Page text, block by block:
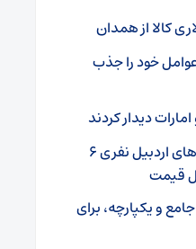
خود را جذب
دیدار کردند
دو شب اقامت در هتل‌های اردبیل نفری ۶
قیمت
و یکپارچه، برای